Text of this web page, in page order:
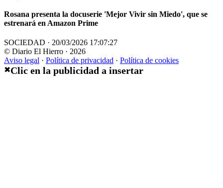
Rosana presenta la docuserie 'Mejor Vivir sin Miedo', que se
estrenará en Amazon Prime
SOCIEDAD · 20/03/2026 17:07:27
© Diario El Hierro · 2026
Aviso legal · Política de privacidad · Política de cookies
✖Clic en la publicidad a insertar